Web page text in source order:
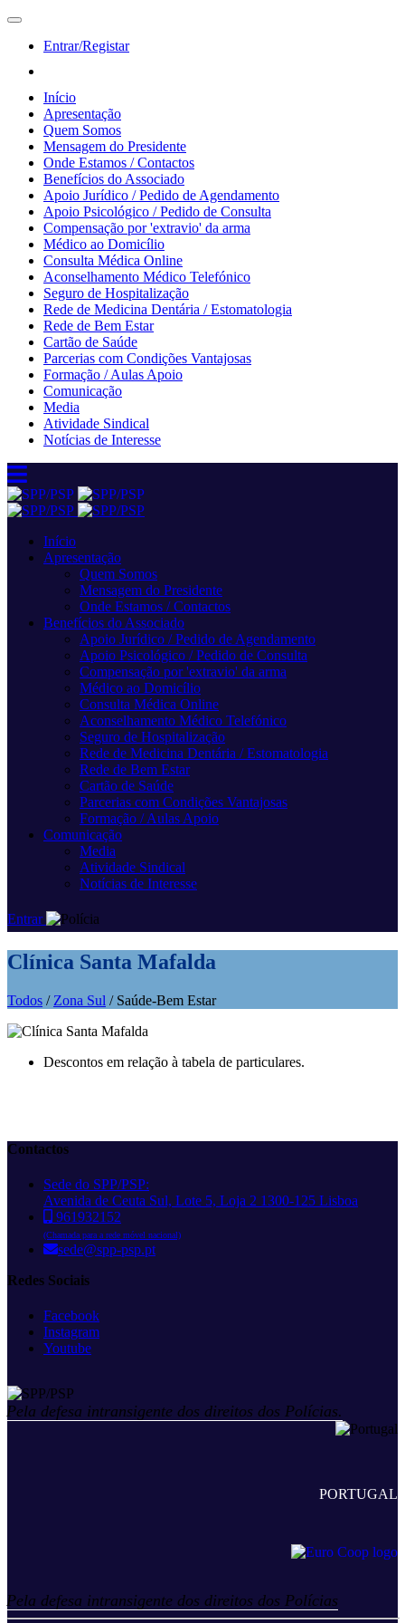
Entrar/Registar
Início
Apresentação
Quem Somos
Mensagem do Presidente
Onde Estamos / Contactos
Benefícios do Associado
Apoio Jurídico / Pedido de Agendamento
Apoio Psicológico / Pedido de Consulta
Compensação por 'extravio' da arma
Médico ao Domicílio
Consulta Médica Online
Aconselhamento Médico Telefónico
Seguro de Hospitalização
Rede de Medicina Dentária / Estomatologia
Rede de Bem Estar
Cartão de Saúde
Parcerias com Condições Vantajosas
Formação / Aulas Apoio
Comunicação
Media
Atividade Sindical
Notícias de Interesse
Início
Apresentação
Quem Somos
Mensagem do Presidente
Onde Estamos / Contactos
Benefícios do Associado
Apoio Jurídico / Pedido de Agendamento
Apoio Psicológico / Pedido de Consulta
Compensação por 'extravio' da arma
Médico ao Domicílio
Consulta Médica Online
Aconselhamento Médico Telefónico
Seguro de Hospitalização
Rede de Medicina Dentária / Estomatologia
Rede de Bem Estar
Cartão de Saúde
Parcerias com Condições Vantajosas
Formação / Aulas Apoio
Comunicação
Media
Atividade Sindical
Notícias de Interesse
Entrar
Clínica Santa Mafalda
Todos / Zona Sul / Saúde-Bem Estar
Descontos em relação à tabela de particulares.
Contactos
Sede do SPP/PSP:
Avenida de Ceuta Sul, Lote 5, Loja 2 1300-125 Lisboa
961932152
(Chamada para a rede móvel nacional)
sede@spp-psp.pt
Redes Sociais
Facebook
Instagram
Youtube
Pela defesa intransigente dos direitos dos Polícias.
PORTUGAL
Pela defesa intransigente dos direitos dos Polícias